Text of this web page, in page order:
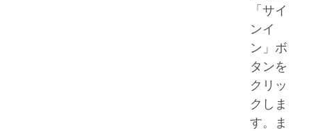
「サイ
ンイ
ン」ボ
タンを
クリッ
クしま
す。ま